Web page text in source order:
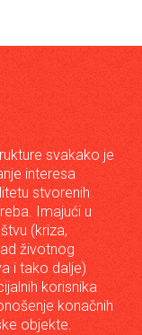
svakako je
interesa
stvorenih
Imajući u
(kriza,
životnog
i tako dalje)
korisnika
konačnih
objekte.